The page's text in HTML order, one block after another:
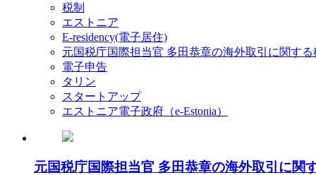
税制
エストニア
E-residency(電子居住)
元国税庁国際担当官 多田恭章の海外取引に関す
電子申告
タリン
スタートアップ
エストニア電子政府（e-Estonia）
元国税庁国際担当官 多田恭章の海外取引に